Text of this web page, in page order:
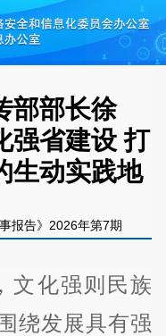
部部长徐
强省建设 打
生动实践地
事报告》2026年第7期
化强则民族
绕发展具有强